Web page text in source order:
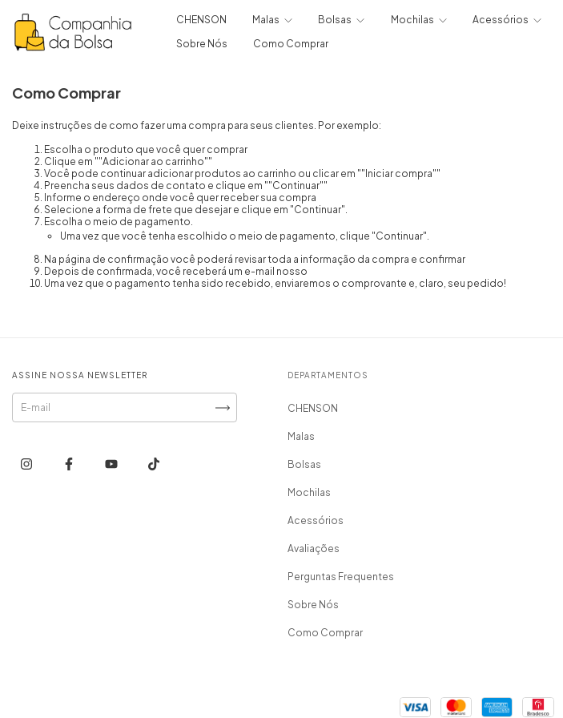
CHENSON Malas Bolsas Mochilas Acessórios
Sobre Nós
Como Comprar
Como Comprar
Deixe instruções de como fazer uma compra para seus clientes. Por exemplo:
Escolha o produto que você quer comprar
Clique em ""Adicionar ao carrinho""
Você pode continuar adicionar produtos ao carrinho ou clicar em ""Iniciar compra""
Preencha seus dados de contato e clique em ""Continuar""
Informe o endereço onde você quer receber sua compra
Selecione a forma de frete que desejar e clique em "Continuar".
Escolha o meio de pagamento.
Uma vez que você tenha escolhido o meio de pagamento, clique "Continuar".
Na página de confirmação você poderá revisar toda a informação da compra e confirmar
Depois de confirmada, você receberá um e-mail nosso
Uma vez que o pagamento tenha sido recebido, enviaremos o comprovante e, claro, seu pedido!
ASSINE NOSSA NEWSLETTER DEPARTAMENTOS
CHENSON
Malas
Bolsas
Mochilas
Acessórios
Avaliações
Perguntas Frequentes
Sobre Nós
Como Comprar